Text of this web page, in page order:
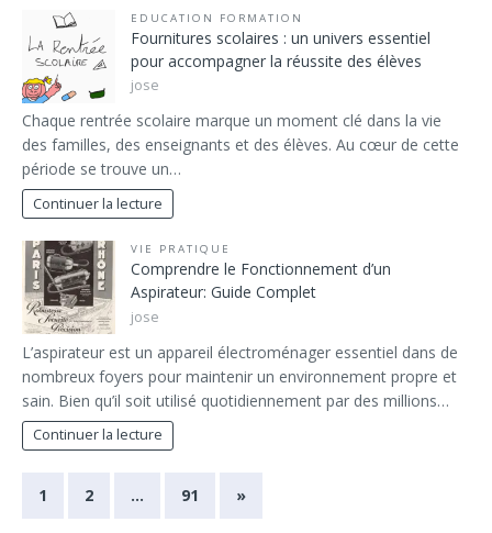
EDUCATION FORMATION
Fournitures scolaires : un univers essentiel
pour accompagner la réussite des élèves
jose
Chaque rentrée scolaire marque un moment clé dans la vie
des familles, des enseignants et des élèves. Au cœur de cette
période se trouve un…
Continuer la lecture
VIE PRATIQUE
Comprendre le Fonctionnement d’un
Aspirateur: Guide Complet
jose
L’aspirateur est un appareil électroménager essentiel dans de
nombreux foyers pour maintenir un environnement propre et
sain. Bien qu’il soit utilisé quotidiennement par des millions…
Continuer la lecture
1 2 … 91 »